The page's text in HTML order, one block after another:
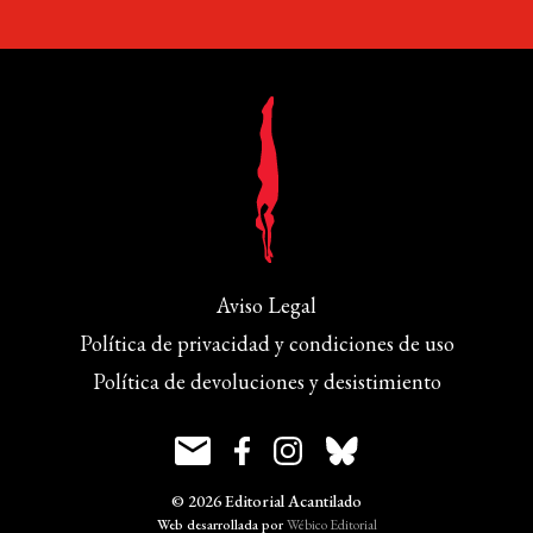
Aviso Legal
Política de privacidad y condiciones de uso
Política de devoluciones y desistimiento
© 2026 Editorial Acantilado
Web desarrollada porWébico Editorial